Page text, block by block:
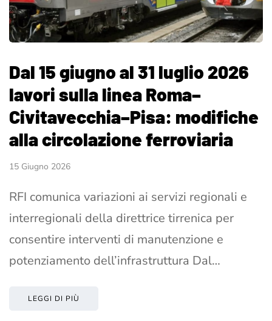
Dal 15 giugno al 31 luglio 2026
lavori sulla linea Roma–
Civitavecchia–Pisa: modifiche
alla circolazione ferroviaria
15 Giugno 2026
RFI comunica variazioni ai servizi regionali e
interregionali della direttrice tirrenica per
consentire interventi di manutenzione e
potenziamento dell’infrastruttura Dal…
LEGGI DI PIÙ